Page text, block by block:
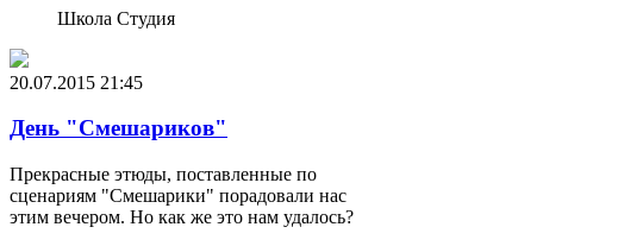
Школа Студия
20.07.2015 21:45
День "Смешариков"
Прекрасные этюды, поставленные по
сценариям "Смешарики" порадовали нас
этим вечером. Но как же это нам удалось?